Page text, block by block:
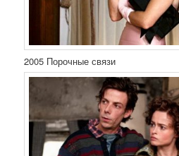
2005 Порочные связи